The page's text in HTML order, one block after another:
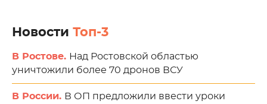
Новости Топ-3
В Ростове. Над Ростовской областью
уничтожили более 70 дронов ВСУ
В России. В ОП предложили ввести уроки